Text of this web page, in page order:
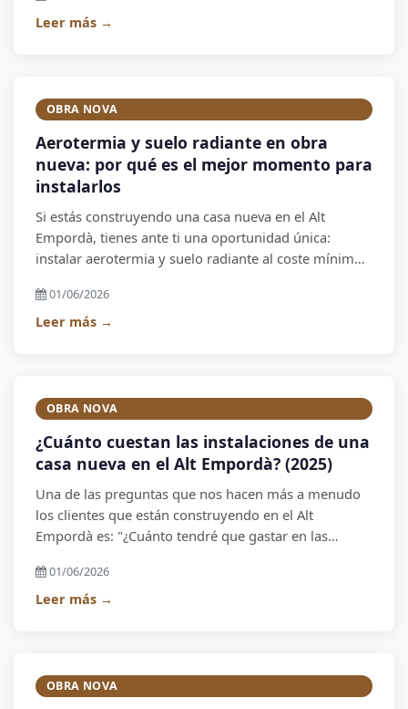
bien. Aquí te explicamos exactamente qué incluye y
Leer más →
OBRA NOVA
Aerotermia y suelo radiante en obra
nueva: por qué es el mejor momento para
instalarlos
Si estás construyendo una casa nueva en el Alt
Empordà, tienes ante ti una oportunidad única:
instalar aerotermia y suelo radiante al coste mínimo
levantar todo el pavimento y duplicar el presupuesto.
El mejor momento para decidirlo es ahora.
01/06/2026
Leer más →
OBRA NOVA
¿Cuánto cuestan las instalaciones de una
casa nueva en el Alt Empordà? (2025)
Una de las preguntas que nos hacen más a menudo
los clientes que están construyendo en el Alt
Empordà es: "¿Cuánto tendré que gastar en las
de muchos factores, pero en este artículo te damos
cifras reales basadas en proyectos que hemos
01/06/2026
Leer más →
OBRA NOVA